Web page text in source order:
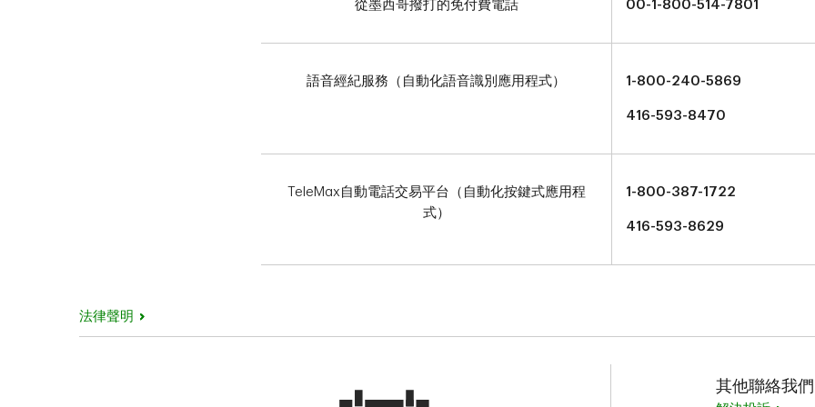
從墨西哥撥打的免付費電話 00-1-800-514-7801
語音經紀服務（自動化語音識別應用程式） 1-800-240-5869
416-593-8470
TeleMax自動電話交易平台（自動化按鍵式應用程
式）
1-800-387-1722
416-593-8629
法律聲明
其他聯絡我